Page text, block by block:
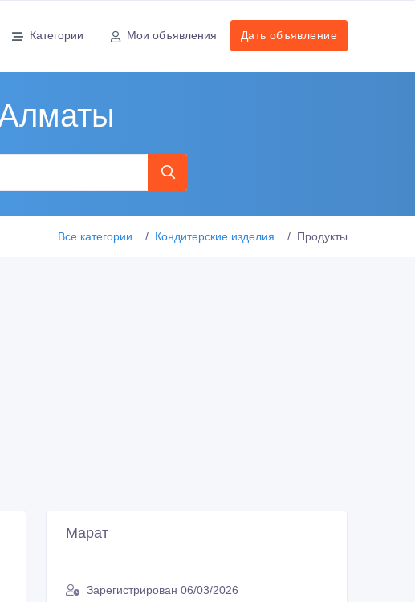
Категории Мои объявления Дать объявление
Все категории Кондитерские изделия Продукты
Марат
Зарегистрирован 06/03/2026